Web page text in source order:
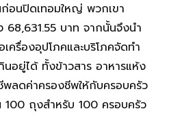
อนปิดเทอมใหญ่ พวกเขา
68,631.55 บาท จากนั้นจึงนำ
ครื่องอุปโภคและบริโภคจัดทำ
อยู่ได้ ทั้งข้าวสาร อาหารแห้ง
ลดค่าครองชีพให้กับครอบครัว
100 ถุงสำหรับ 100 ครอบครัว